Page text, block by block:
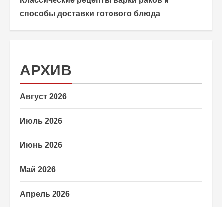
способы доставки готового блюда
АРХИВ
Август 2026
Июль 2026
Июнь 2026
Май 2026
Апрель 2026